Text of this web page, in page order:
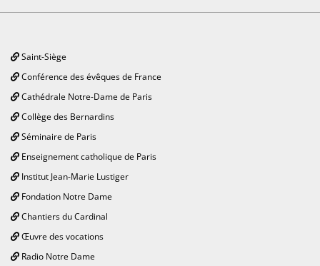
Saint-Siège
Conférence des évêques de France
Cathédrale Notre-Dame de Paris
Collège des Bernardins
Séminaire de Paris
Enseignement catholique de Paris
Institut Jean-Marie Lustiger
Fondation Notre Dame
Chantiers du Cardinal
Œuvre des vocations
Radio Notre Dame